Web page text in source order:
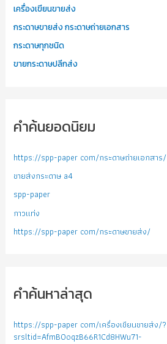
เครื่องเขียนขายส่ง
กระดาษขายส่ง กระดาษถ่ายเอกสาร
กระดาษทุกชนิด
ขายกระดาษปลีกส่ง
คำค้นยอดนิยม
https://spp-paper com/กระดาษถ่ายเอกสาร/
ขายส่งกระดาษ a4
spp-paper
กาวแท่ง
https://spp-paper com/กระดาษขายส่ง/
คำค้นหาล่าสุด
https://spp-paper com/เครื่องเขียนขายส่ง/?
srsltid=AfmBOoqzB66R1Cd8HWu71-